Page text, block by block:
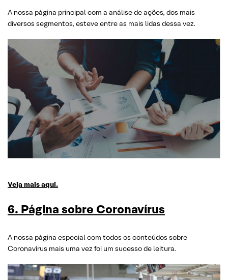
A nossa página principal com a análise de ações, dos mais
diversos segmentos, esteve entre as mais lidas dessa vez.
Veja mais aqui.
6. Página sobre Coronavírus
A nossa página especial com todos os conteúdos sobre
Coronavírus mais uma vez foi um sucesso de leitura.